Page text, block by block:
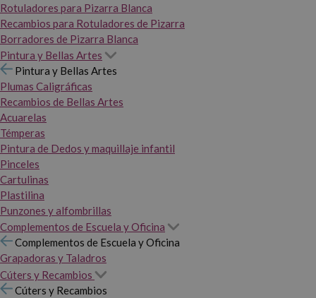
Rotuladores para Pizarra Blanca
Recambios para Rotuladores de Pizarra
Borradores de Pizarra Blanca
Pintura y Bellas Artes
Pintura y Bellas Artes
Plumas Caligráficas
Recambios de Bellas Artes
Acuarelas
Témperas
Pintura de Dedos y maquillaje infantil
Pinceles
Cartulinas
Plastilina
Punzones y alfombrillas
Complementos de Escuela y Oficina
Complementos de Escuela y Oficina
Grapadoras y Taladros
Cúters y Recambios
Cúters y Recambios